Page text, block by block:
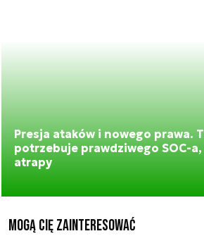
Presja ataków i nowego prawa.
potrzebuje prawdziwego SOC-
atrapy
Mogą Cię zainteresować